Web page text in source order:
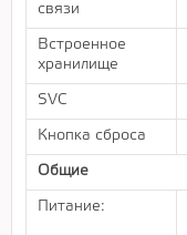
связи
Встроенное
хранилище
SVC
Кнопка сброса
Общие
Питание: